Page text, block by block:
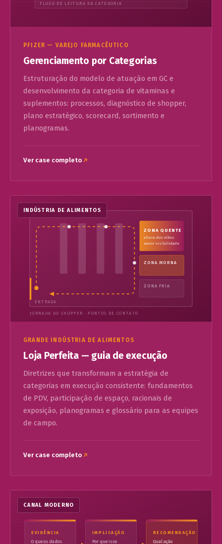
FLUXO DE LEITURA DA CATEGORIA
PFIZER — VAREJO FARMACÊUTICO
Gerenciamento por Categorias
Estruturação do modelo de atuação em GC e
desenvolvimento da categoria de vitaminas e
suplementos: processos, diagnóstico de shopper,
plano estratégico, scorecard, sortimento e
planogramas.
Ver case completo
INDÚSTRIA DE ALIMENTOS
ENTRADA
ZONA QUENTE
altura dos olhos
maior visibilidade
ZONA MORNA
ZONA FRIA
JORNADA DO SHOPPER · PONTOS DE CONTATO
GRANDE INDÚSTRIA DE ALIMENTOS
Loja Perfeita — guia de execução
Diretrizes que transformam a estratégia de
categorias em execução consistente: fundamentos
de PDV, participação de espaço, racionais de
exposição, planogramas e glossário para as equipes
de campo.
Ver case completo
CANAL MODERNO
EVIDÊNCIA
O que os dados
IMPLICAÇÃO
Por que isso
RECOMENDAÇÃO
Qual ação